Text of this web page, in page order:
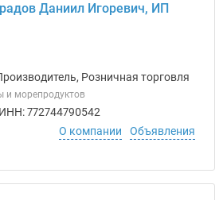
Даниил Игоревич, ИП
Розничная торговля
морепродуктов
772744790542
О компании
Объявления